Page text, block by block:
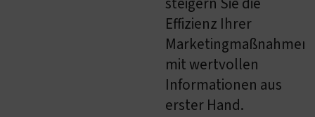
Effizienz Ihrer
Marketingmaßnahmen
mit wertvollen
Informationen aus
erster Hand.